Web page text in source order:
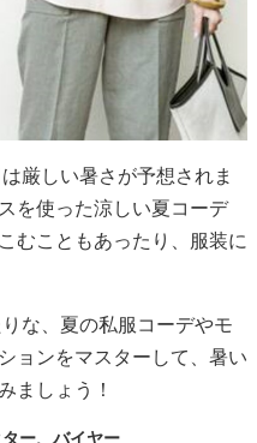
厳しい暑さが予想されま
を使った涼しい夏コーデ
むこともあったり、服装に
な、夏の私服コーデやモ
ョンをマスターして、暑い
ましょう！
ー、バイヤー